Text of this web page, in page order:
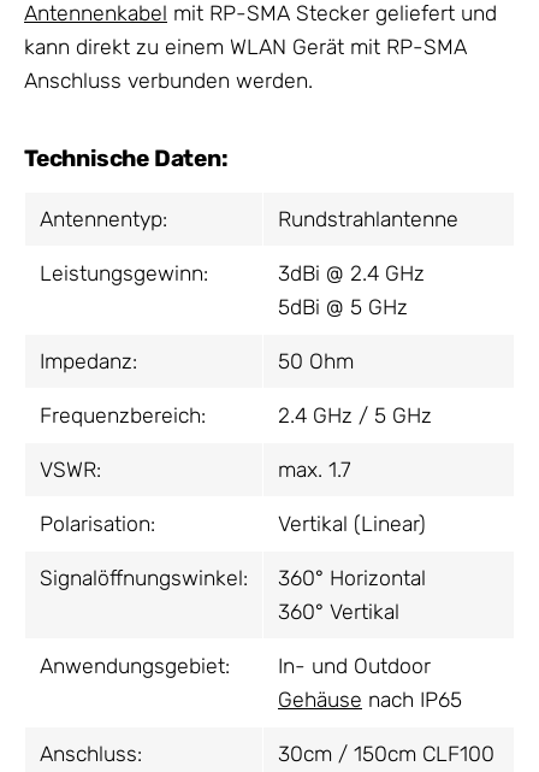
Antennenkabel mit RP-SMA Stecker geliefert und
kann direkt zu einem WLAN Gerät mit RP-SMA
Anschluss verbunden werden.
Technische Daten:
Antennentyp: Rundstrahlantenne
Leistungsgewinn:
3dBi @ 2.4 GHz
5dBi @ 5 GHz
Impedanz: 50 Ohm
Frequenzbereich: 2.4 GHz / 5 GHz
VSWR: max. 1.7
Polarisation: Vertikal (Linear)
Signalöffnungswinkel:
360° Horizontal
360° Vertikal
Anwendungsgebiet:
In- und Outdoor
Gehäuse nach IP65
Anschluss:
30cm / 150cm CLF100